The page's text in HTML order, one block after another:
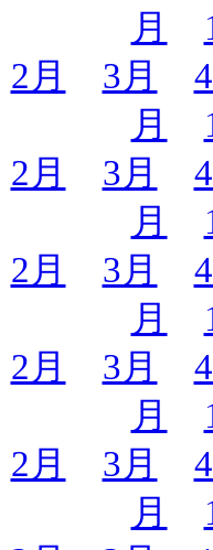
月
2月 3月
月
2月 3月
月
2月 3月
月
2月 3月
月
2月 3月
月